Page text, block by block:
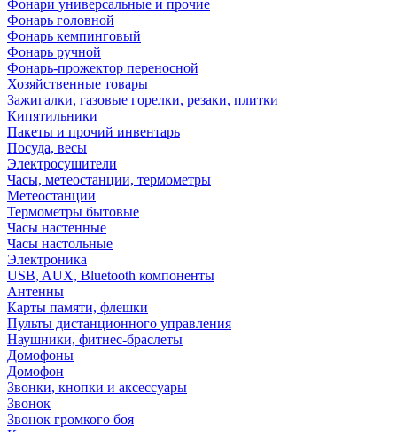
Фонари универсальные и прочие
Фонарь головной
Фонарь кемпинговый
Фонарь ручной
Фонарь-прожектор переносной
Хозяйственные товары
Зажигалки, газовые горелки, резаки, плитки
Кипятильники
Пакеты и прочий инвентарь
Посуда, весы
Электросушители
Часы, метеостанции, термометры
Метеостанции
Термометры бытовые
Часы настенные
Часы настольные
Электроника
USB, AUX, Bluetooth компоненты
Антенны
Карты памяти, флешки
Пульты дистанционного управления
Наушники, фитнес-браслеты
Домофоны
Домофон
Звонки, кнопки и аксессуары
Звонок
Звонок громкого боя